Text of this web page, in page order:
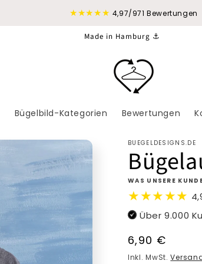
★★★★★ 4,97/971 Bewertungen
Made in Hamburg ⚓
Bügelbild-Kategorien Bewertungen
BUEGELDESIGNS.DE
WAS UNSERE
★★★★★
Über 9.000
Normaler
Preis
6,90 €
Inkl. MwSt.